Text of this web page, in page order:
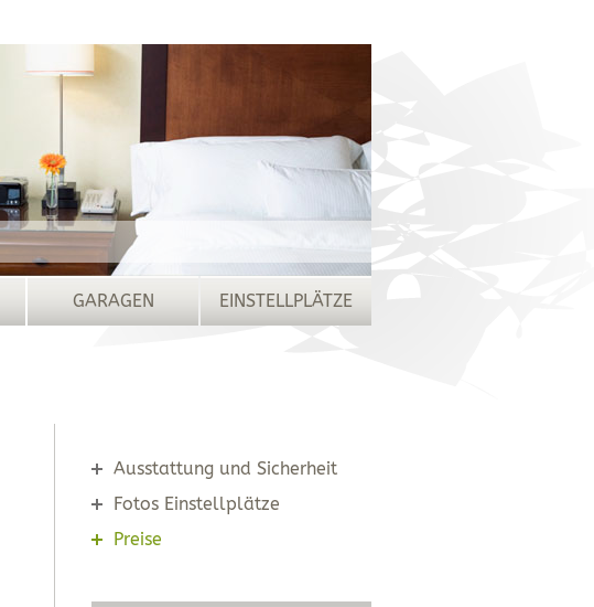
GARAGEN EINSTELLPLÄTZE
Ausstattung und Sicherheit
Fotos Einstellplätze
Preise